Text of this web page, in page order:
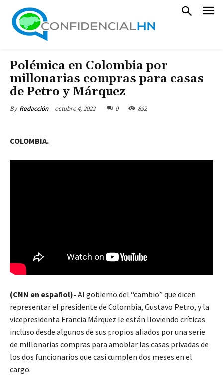
Polémica en Colombia por
millonarias compras para casas
de Petro y Márquez
By Redacción octubre 4, 2022 0 892
COLOMBIA.
(CNN en español)- Al gobierno del “cambio” que dicen
representar el presidente de Colombia, Gustavo Petro, y la
vicepresidenta Francia Márquez le están lloviendo críticas
incluso desde algunos de sus propios aliados por una serie
de millonarias compras para amoblar las casas privadas de
los dos funcionarios que casi cumplen dos meses en el
cargo.